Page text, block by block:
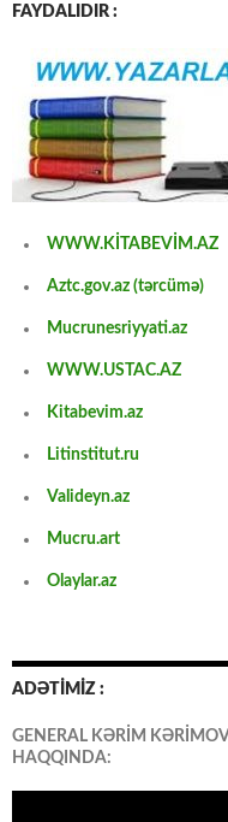
FAYDALIDIR :
WWW.KİTABEVİM.AZ
Aztc.gov.az (tərcümə)
Mucrunesriyyati.az
WWW.USTAC.AZ
Kitabevim.az
Litinstitut.ru
Valideyn.az
Mucru.art
Olaylar.az
ADƏTİMİZ :
GENERAL KƏRİM KƏRİMOV
HAQQINDA: